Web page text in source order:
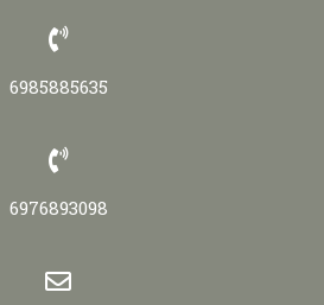
6985885635
6976893098